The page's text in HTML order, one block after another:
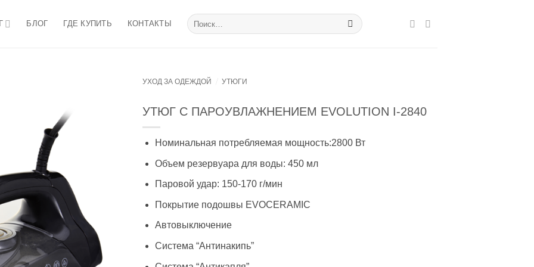
БЛОГ ГДЕ КУПИТЬ КОНТАКТЫ
Искать:
УХОД ЗА ОДЕЖДОЙ УТЮГИ
УТЮГ С ПАРОУВЛАЖНЕНИЕМ EVOLUTION I-2840
Номинальная потребляемая мощность:2800 Вт
Объем резервуара для воды: 450 мл
Паровой удар: 150-170 г/мин
Покрытие подошвы EVOCERAMIC
Автовыключение
Система “Антинакипь”